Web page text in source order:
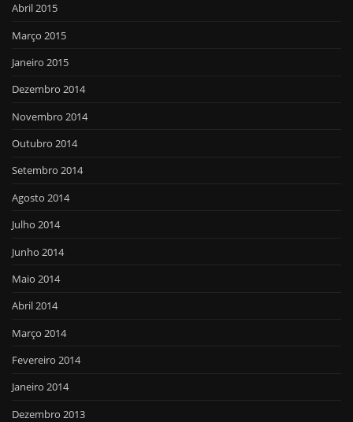
Abril 2015
Março 2015
Janeiro 2015
Dezembro 2014
Novembro 2014
Outubro 2014
Setembro 2014
Agosto 2014
Julho 2014
Junho 2014
Maio 2014
Abril 2014
Março 2014
Fevereiro 2014
Janeiro 2014
Dezembro 2013